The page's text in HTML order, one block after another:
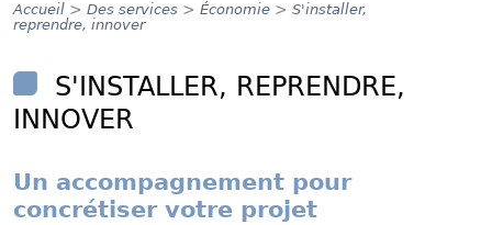
Accueil> Des services > Économie> S'installer,
reprendre, innover
S'INSTALLER, REPRENDRE,
INNOVER
Un accompagnement pour
concrétiser votre projet